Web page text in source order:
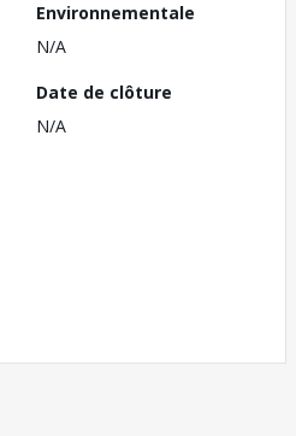
Environnementale
N/A
Date de clôture
N/A